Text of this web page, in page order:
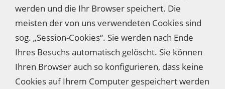
werden und die Ihr Browser speichert. Die
meisten der von uns verwendeten Cookies sind
sog. „Session-Cookies“. Sie werden nach Ende
Ihres Besuchs automatisch gelöscht. Sie können
Ihren Browser auch so konfigurieren, dass keine
Cookies auf Ihrem Computer gespeichert werden